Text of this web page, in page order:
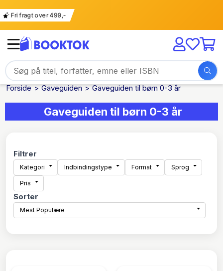
Fri fragt over 499,-
Forside Gaveguiden Gaveguiden til børn 0-3 år
Gaveguiden til børn 0-3 år
Filtrer
Kategori Indbindingstype Format Sprog
Pris
Sorter
Mest Populære